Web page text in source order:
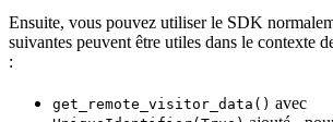
Ensuite, vous pouvez utiliser le SDK
suivantes peuvent être utiles dans le contexte
:
get_remote_visitor_data() avec